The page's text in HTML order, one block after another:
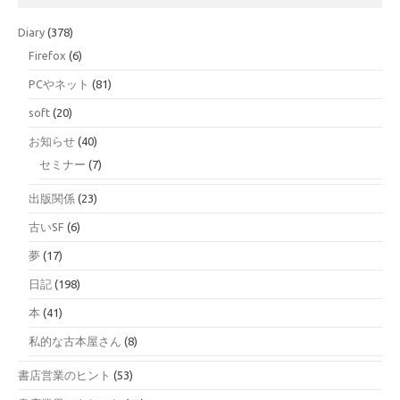
Diary (378)
Firefox (6)
PCやネット (81)
soft (20)
お知らせ (40)
セミナー (7)
出版関係 (23)
古いSF (6)
夢 (17)
日記 (198)
本 (41)
私的な古本屋さん (8)
書店営業のヒント (53)